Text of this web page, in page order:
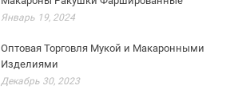
Январь 19, 2024
Оптовая Торговля Мукой и Макаронными
Изделиями
Декабрь 30, 2023